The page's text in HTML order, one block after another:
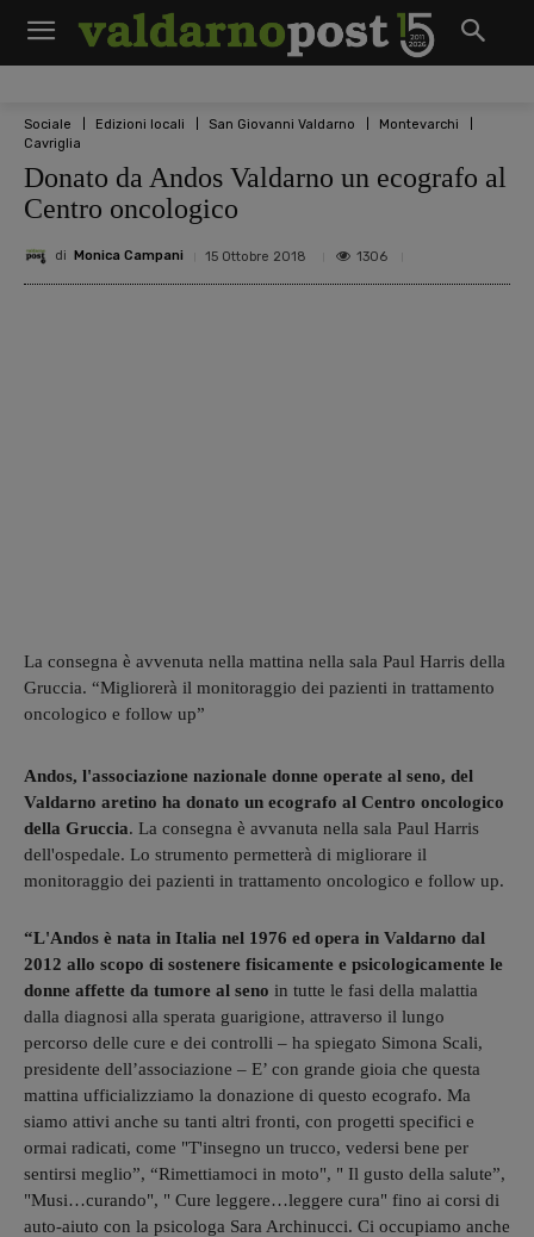
Sociale Edizioni locali San Giovanni Valdarno
Montevarchi
Cavriglia
Donato da Andos Valdarno un ecografo al
Centro oncologico
di Monica Campani 15 Ottobre 2018 1306
La consegna è avvenuta nella mattina nella sala Paul Harris della
Gruccia. “Migliorerà il monitoraggio dei pazienti in trattamento
oncologico e follow up”
Andos, l'associazione nazionale donne operate al seno, del
Valdarno aretino ha donato un ecografo al Centro oncologico
della Gruccia. La consegna è avvanuta nella sala Paul Harris
dell'ospedale. Lo strumento permetterà di migliorare il
monitoraggio dei pazienti in trattamento oncologico e follow up.
“L'Andos è nata in Italia nel 1976 ed opera in Valdarno dal
2012 allo scopo di sostenere fisicamente e psicologicamente le
donne affette da tumore al seno in tutte le fasi della malattia
dalla diagnosi alla sperata guarigione, attraverso il lungo
percorso delle cure e dei controlli – ha spiegato Simona Scali,
presidente dell’associazione – E’ con grande gioia che questa
mattina ufficializziamo la donazione di questo ecografo. Ma
siamo attivi anche su tanti altri fronti, con progetti specifici e
ormai radicati, come "T'insegno un trucco, vedersi bene per
sentirsi meglio”, “Rimettiamoci in moto", " Il gusto della salute”,
"Musi…curando", " Cure leggere…leggere cura" fino ai corsi di
auto-aiuto con la psicologa Sara Archinucci. Ci occupiamo anche